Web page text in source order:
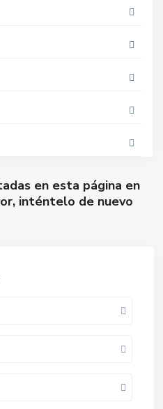
en esta página en
inténtelo de nuevo